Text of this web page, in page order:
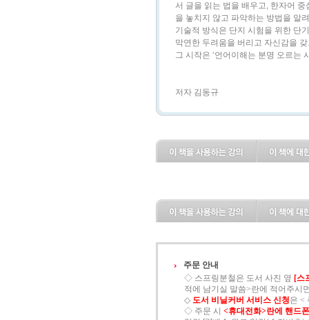
서 글을 읽는 법을 배우고, 한자어
을 놓치지 않고 파악하는 방법을 알
기술적 방식은 단지 시험을 위한 단
막연한 두려움을 버리고 자신감을
그 시작은 ‘언어이해는 분명 오르는
저자 김동규
주문 안내
◇ 스프링분철은 도서 사진 옆 [스
적에 남기실 말씀>란에 적어주시
◇ 도서 비닐커버 서비스 신청은 <
◇ 주문 시 <휴대전화>란에 핸드